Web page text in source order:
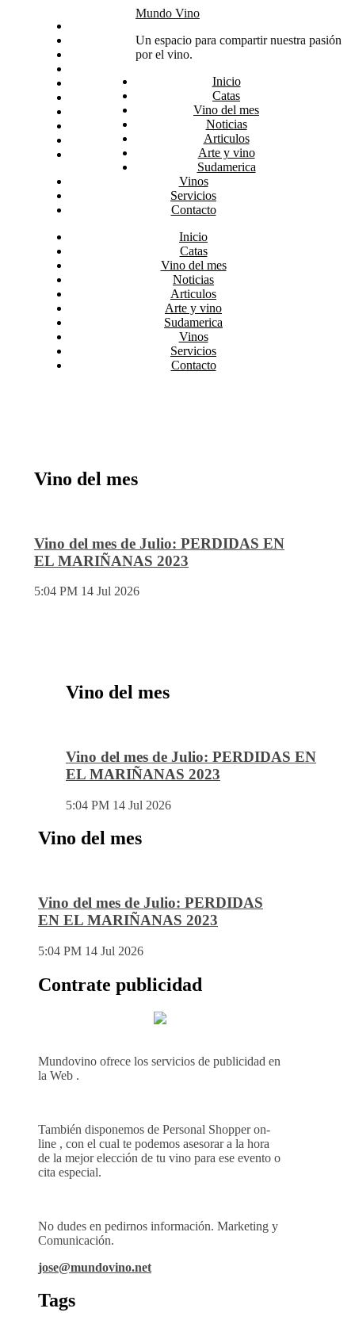
Arte y vino
Sudamerica
Mundo Vino
Un espacio para compartir nuestra pasión
por el vino.
Inicio
Catas
Vino del mes
Noticias
Articulos
Arte y vino
Sudamerica
Vinos
Servicios
Contacto
Inicio
Catas
Vino del mes
Noticias
Articulos
Arte y vino
Sudamerica
Vinos
Servicios
Contacto
Vino del mes
Vino del mes de Julio: PERDIDAS EN
EL MARIÑANAS 2023
5:04 PM 14 Jul 2026
Vino del mes
Vino del mes de Julio: PERDIDAS EN
EL MARIÑANAS 2023
5:04 PM 14 Jul 2026
Vino del mes
Vino del mes de Julio: PERDIDAS
EN EL MARIÑANAS 2023
5:04 PM 14 Jul 2026
Contrate publicidad
Mundovino ofrece los servicios de publicidad en
la Web .
También disponemos de Personal Shopper on-
line , con el cual te podemos asesorar a la hora
de la mejor elección de tu vino para ese evento o
cita especial.
No dudes en pedirnos información. Marketing y
Comunicación.
jose@mundovino.net
Tags